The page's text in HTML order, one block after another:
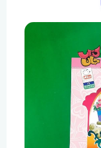
کرده است.این
جلدی آشنایی با ۱۴ معصوم می باشد.امید